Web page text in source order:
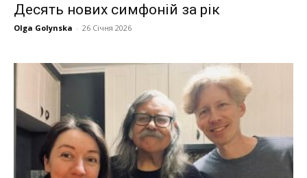
Десять нових симфоній за рік
Olga Golynska - 26 Січня 2026